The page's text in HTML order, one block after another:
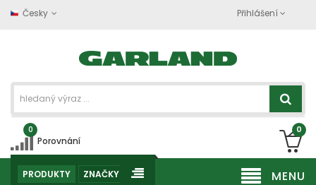
Česky Přihlášení
0
Porovnání
0
MENU
PRODUKTY ZNAČKY